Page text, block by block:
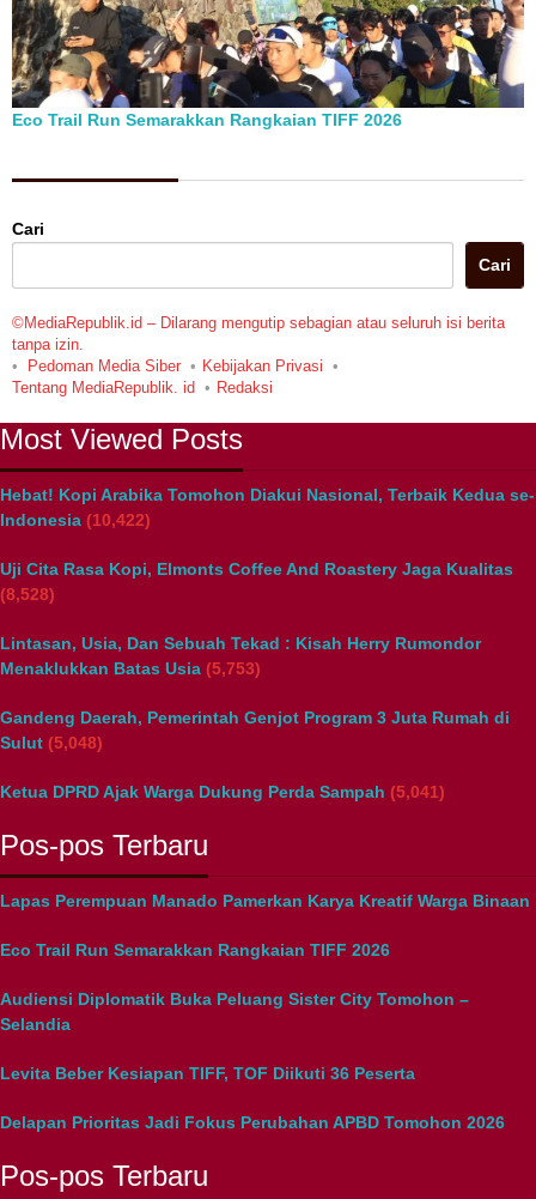
Eco Trail Run Semarakkan Rangkaian TIFF 2026
Cari
Cari
©MediaRepublik.id – Dilarang mengutip sebagian atau seluruh isi berita
tanpa izin.
Pedoman Media Siber
Kebijakan Privasi
Tentang MediaRepublik. id
Redaksi
Most Viewed Posts
Hebat! Kopi Arabika Tomohon Diakui Nasional, Terbaik Kedua se-
Indonesia (10,422)
Uji Cita Rasa Kopi, Elmonts Coffee And Roastery Jaga Kualitas
(8,528)
Lintasan, Usia, Dan Sebuah Tekad : Kisah Herry Rumondor
Menaklukkan Batas Usia (5,753)
Gandeng Daerah, Pemerintah Genjot Program 3 Juta Rumah di
Sulut (5,048)
Ketua DPRD Ajak Warga Dukung Perda Sampah (5,041)
Pos-pos Terbaru
Lapas Perempuan Manado Pamerkan Karya Kreatif Warga Binaan
Eco Trail Run Semarakkan Rangkaian TIFF 2026
Audiensi Diplomatik Buka Peluang Sister City Tomohon –
Selandia
Levita Beber Kesiapan TIFF, TOF Diikuti 36 Peserta
Delapan Prioritas Jadi Fokus Perubahan APBD Tomohon 2026
Pos-pos Terbaru